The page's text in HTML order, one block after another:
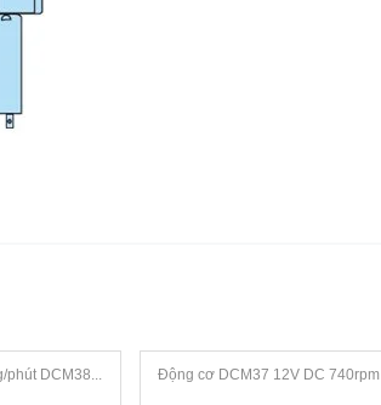
phút DCM38... Động cơ DCM37 12V DC 740rpm